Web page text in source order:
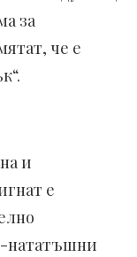
за
че е
и
е
нататъшни